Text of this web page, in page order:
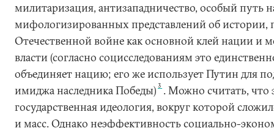
милитаризация, антизападничество, особый путь
мифологизированных представлений об истории,
Отечественной войне как основной клей нации и
власти (согласно социсследованиям это
объединяет нацию; его же использует Путин для
имиджа наследника Победы) 3 . Можно считать, что
государственная идеология, вокруг которой
и масс. Однако неэффективность социально-